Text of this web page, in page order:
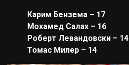
Карим Бензема – 17
Мохамед Салах – 16
Роберт Левандовски – 14
Томас Милер – 14